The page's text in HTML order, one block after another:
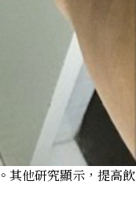
其他研究顯示，提高飲